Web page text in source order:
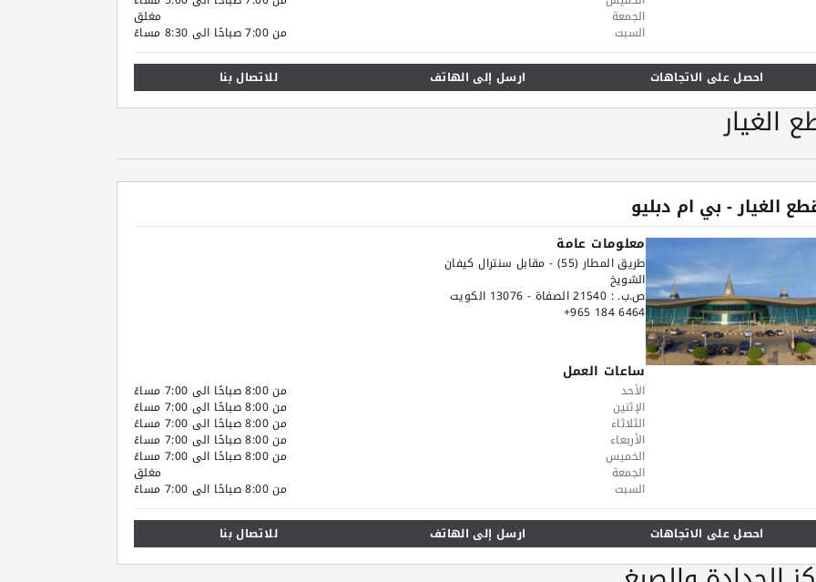
الجمعة
مغلق
السبت
من 7:00 صباحًا الى 8:30 مساءً
احصل على الاتجاهات ارسل إلى الهاتف للاتصال بنا
الغيار
الغيار - بي ام دبليو
معلومات عامة
طريق المطار (55) - مقابل سنترال كيفان
الشويخ
ص.ب. : 21540 الصفاة - 13076 الكويت
+965 184 6464
ساعات العمل
الأحد
من 8:00 صباحًا الى 7:00 مساءً
الإثنين
من 8:00 صباحًا الى 7:00 مساءً
الثلاثاء
من 8:00 صباحًا الى 7:00 مساءً
الأربعاء
من 8:00 صباحًا الى 7:00 مساءً
الخميس
من 8:00 صباحًا الى 7:00 مساءً
الجمعة
مغلق
السبت
من 8:00 صباحًا الى 7:00 مساءً
احصل على الاتجاهات ارسل إلى الهاتف للاتصال بنا